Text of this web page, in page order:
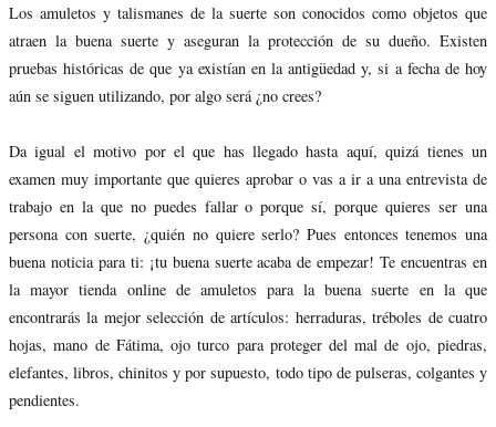
Los amuletos y talismanes de la suerte son conocidos como objetos que
atraen la buena suerte y aseguran la protección de su dueño. Existen
pruebas históricas de que ya existían en la antigüedad y, si a fecha de hoy
aún se siguen utilizando, por algo será ¿no crees?
Da igual el motivo por el que has llegado hasta aquí, quizá tienes un
examen muy importante que quieres aprobar o vas a ir a una entrevista de
trabajo en la que no puedes fallar o porque sí, porque quieres ser una
persona con suerte, ¿quién no quiere serlo? Pues entonces tenemos una
buena noticia para ti: ¡tu buena suerte acaba de empezar! Te encuentras en
la mayor tienda online de amuletos para la buena suerte en la que
encontrarás la mejor selección de artículos: herraduras, tréboles de cuatro
hojas, mano de Fátima, ojo turco para proteger del mal de ojo, piedras,
elefantes, libros, chinitos y por supuesto, todo tipo de pulseras, colgantes y
pendientes.